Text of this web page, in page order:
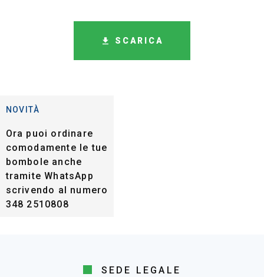
SCARICA
NOVITÀ
Ora puoi ordinare
comodamente le tue
bombole anche
tramite WhatsApp
scrivendo al numero
348 2510808
SEDE LEGALE